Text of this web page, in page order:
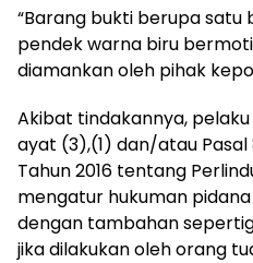
“Barang bukti berupa satu
pendek warna biru
diamankan oleh pihak
Akibat tindakannya, pelaku
ayat (3),(1) dan/atau Pasal
Tahun 2016 tentang
mengatur hukuman
dengan tambahan
jika dilakukan oleh orang